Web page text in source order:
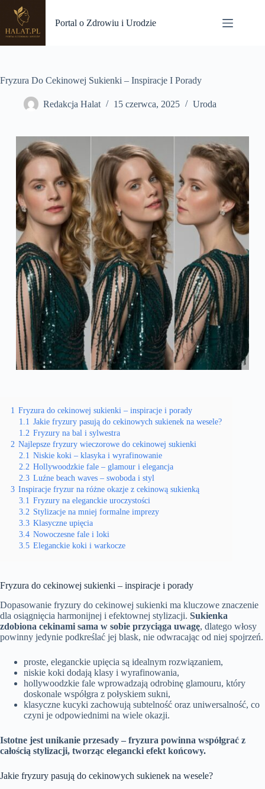
Przejdź
treści
Portal o Zdrowiu i Urodzie
Fryzura Do Cekinowej Sukienki – Inspiracje I Porady
Redakcja Halat 15 czerwca, 2025 Uroda
1 Fryzura do cekinowej sukienki – inspiracje i porady
1.1 Jakie fryzury pasują do cekinowych sukienek na wesele?
1.2 Fryzury na bal i sylwestra
2 Najlepsze fryzury wieczorowe do cekinowej sukienki
2.1 Niskie koki – klasyka i wyrafinowanie
2.2 Hollywoodzkie fale – glamour i elegancja
2.3 Luźne beach waves – swoboda i styl
3 Inspiracje fryzur na różne okazje z cekinową sukienką
3.1 Fryzury na eleganckie uroczystości
3.2 Stylizacje na mniej formalne imprezy
3.3 Klasyczne upięcia
3.4 Nowoczesne fale i loki
3.5 Eleganckie koki i warkocze
Fryzura do cekinowej sukienki – inspiracje i porady
Dopasowanie fryzury do cekinowej sukienki ma kluczowe znaczenie
dla osiągnięcia harmonijnej i efektownej stylizacji. Sukienka
zdobiona cekinami sama w sobie przyciąga uwagę, dlatego włosy
powinny jedynie podkreślać jej blask, nie odwracając od niej spojrzeń.
proste, eleganckie upięcia są idealnym rozwiązaniem,
niskie koki dodają klasy i wyrafinowania,
hollywoodzkie fale wprowadzają odrobinę glamouru, który
doskonale współgra z połyskiem sukni,
klasyczne kucyki zachowują subtelność oraz uniwersalność, co
czyni je odpowiednimi na wiele okazji.
Istotne jest unikanie przesady – fryzura powinna współgrać z
całością stylizacji, tworząc elegancki efekt końcowy.
Jakie fryzury pasują do cekinowych sukienek na wesele?